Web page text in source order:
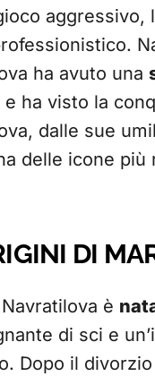
aggressivo,
ha avuto una
e ha visto la
dalle sue
delle icone
DI
è
di sci e
Dopo il